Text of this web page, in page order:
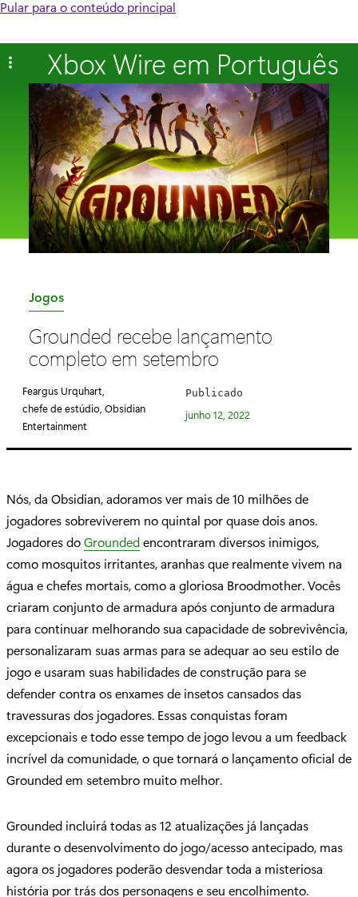
Pular para o conteúdo principal
Xbox Wire em Português
C
t
e
o
r
i
Jogos
Grounded recebe lançamento
completo em setembro
Feargus Urquhart,
chefe de estúdio, Obsidian
Entertainment
Publicado
junho 12, 2022
Nós, da Obsidian, adoramos ver mais de 10 milhões de
jogadores sobreviverem no quintal por quase dois anos.
Jogadores doGroundedencontraram diversos inimigos,
como mosquitos irritantes, aranhas que realmente vivem na
água e chefes mortais, como a gloriosa Broodmother. Vocês
criaram conjunto de armadura após conjunto de armadura
para continuar melhorando sua capacidade de sobrevivência,
personalizaram suas armas para se adequar ao seu estilo de
jogo e usaram suas habilidades de construção para se
defender contra os enxames de insetos cansados ​​das
travessuras dos jogadores. Essas conquistas foram
excepcionais e todo esse tempo de jogo levou a um feedback
incrível da comunidade, o que tornará o lançamento oficial de
Grounded em setembro muito melhor.
Grounded incluirá todas as 12 atualizações já lançadas
durante o desenvolvimento do jogo/acesso antecipado, mas
agora os jogadores poderão desvendar toda a misteriosa
história por trás dos personagens e seu encolhimento.